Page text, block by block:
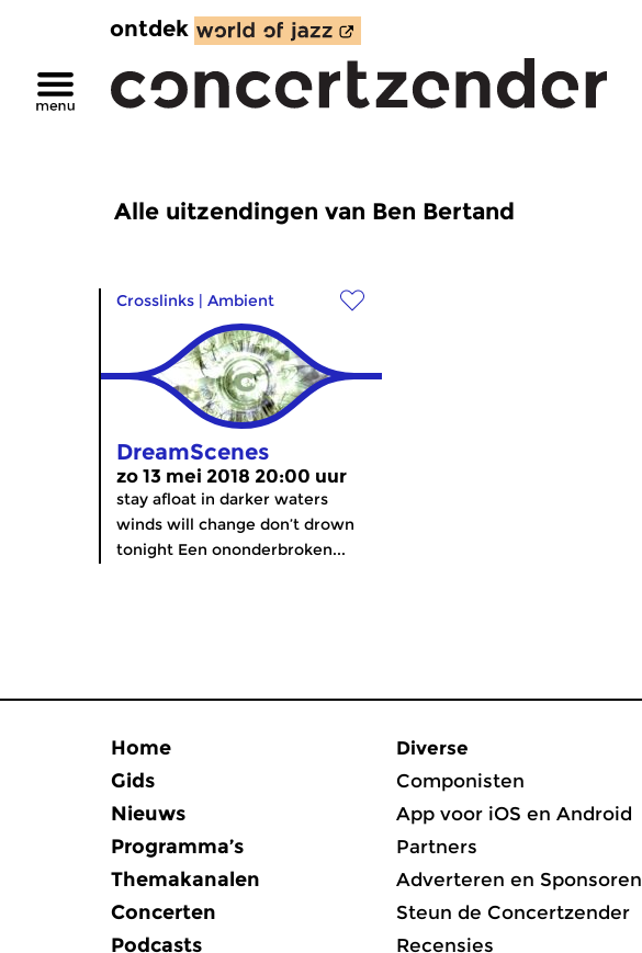
ontdek
Alle uitzendingen van Ben Bertand
Crosslinks | Ambient
DreamScenes
zo 13 mei 2018 20:00 uur
stay afloat in darker waters
winds will change don’t drown
tonight Een ononderbroken...
Home
Gids
Nieuws
Programma’s
Themakanalen
Concerten
Podcasts
Diverse
Componisten
App voor iOS en Android
Partners
Adverteren en Sponsoren
Steun de Concertzender
Recensies